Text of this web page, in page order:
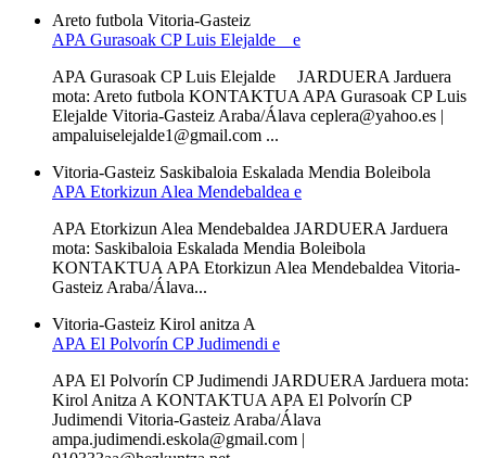
Areto futbola Vitoria-Gasteiz
APA Gurasoak CP Luis Elejalde e
APA Gurasoak CP Luis Elejalde JARDUERA Jarduera
mota: Areto futbola KONTAKTUA APA Gurasoak CP Luis
Elejalde Vitoria-Gasteiz Araba/Álava ceplera@yahoo.es |
ampaluiselejalde1@gmail.com ...
Vitoria-Gasteiz Saskibaloia Eskalada Mendia Boleibola
APA Etorkizun Alea Mendebaldea e
APA Etorkizun Alea Mendebaldea JARDUERA Jarduera
mota: Saskibaloia Eskalada Mendia Boleibola
KONTAKTUA APA Etorkizun Alea Mendebaldea Vitoria-
Gasteiz Araba/Álava...
Vitoria-Gasteiz Kirol anitza A
APA El Polvorín CP Judimendi e
APA El Polvorín CP Judimendi JARDUERA Jarduera mota:
Kirol Anitza A KONTAKTUA APA El Polvorín CP
Judimendi Vitoria-Gasteiz Araba/Álava
ampa.judimendi.eskola@gmail.com |